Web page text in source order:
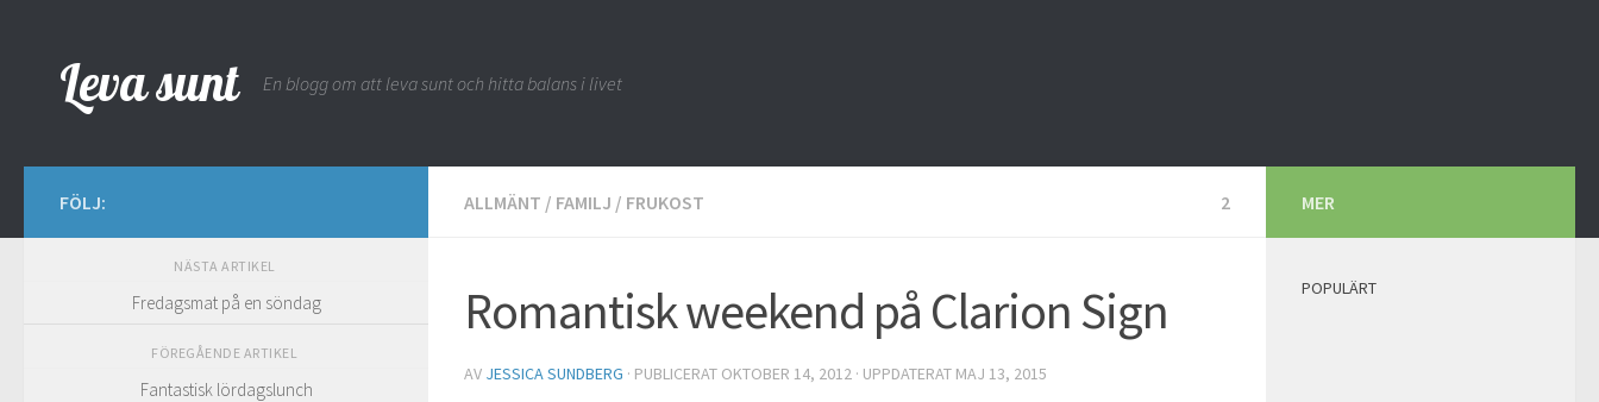
Leva sunt En blogg om att leva sunt och hitta balans i livet
ALLMÄNT / FAMILJ / FRUKOST 2
Romantisk weekend på Clarion Sign
AV JESSICA SUNDBERG · PUBLICERAT OKTOBER 14, 2012 · UPPDATERAT MAJ 13, 2015
FÖLJ:
NÄSTA ARTIKEL
Fredagsmat på en söndag
FÖREGÅENDE ARTIKEL
Fantastisk lördagslunch
MER
POPULÄRT